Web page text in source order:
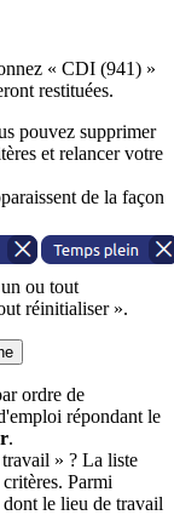
« CDI (941) »
restituées.
pouvez supprimer
et relancer votre
de la façon
ou tout
réinitialiser ».
ordre de
répondant le
.
» ? La liste
Parmi
le lieu de travail